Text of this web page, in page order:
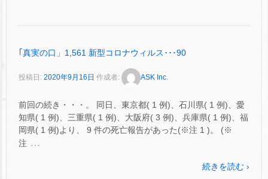
｢真実の口」1,561 新型コロナウィルス･･･90
投稿日: 2020年9月16日 作成者: ASK Inc.
前回の続き・・・。 同日、東京都( 1 例)、石川県( 1 例)、愛
知県( 1 例)、三重県( 1 例)、大阪府( 3 例)、兵庫県( 1 例)、福
岡県( 1 例)より、 9 件の死亡報告があった(※注 1 )。 (※
注 …
続きを読む ›